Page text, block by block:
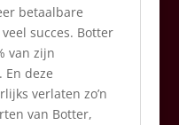
betaalbare
succes. Botter
van zijn
deze
verlaten zo’n
van Botter,